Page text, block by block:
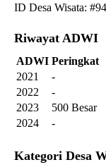
ID Desa Wisata:
Riwayat ADWI
ADWI Peringkat
2021
-
2022
-
2023
500 Besar
2024
-
Kategori Desa